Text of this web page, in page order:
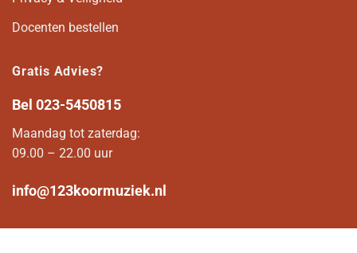
Docenten bestellen
Gratis Advies?
Bel 023-5450815
Maandag tot zaterdag:
09.00 – 22.00 uur
info@123koormuziek.nl